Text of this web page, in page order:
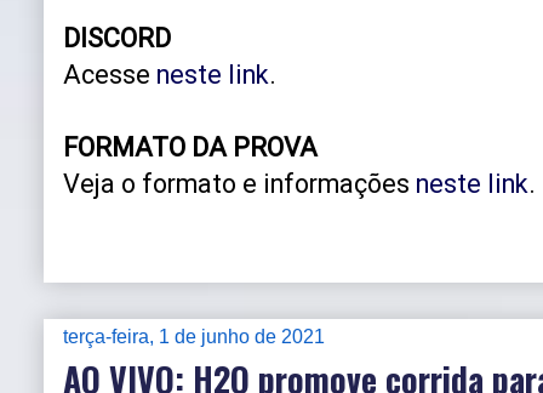
DISCORD
Acesse neste link.
FORMATO DA PROVA
Veja o formato e informações neste link.
terça-feira, 1 de junho de 2021
AO VIVO: H2O promove corrida